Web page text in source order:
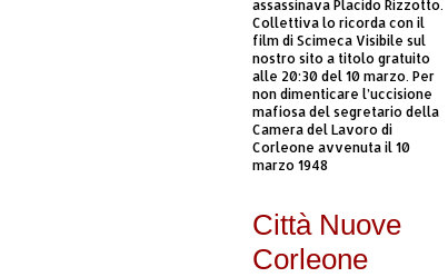
assassinava Placido Rizzotto.
Collettiva lo ricorda con il
film di Scimeca Visibile sul
nostro sito a titolo gratuito
alle 20:30 del 10 marzo. Per
non dimenticare l’uccisione
mafiosa del segretario della
Camera del Lavoro di
Corleone avvenuta il 10
marzo 1948
Città Nuove
Corleone